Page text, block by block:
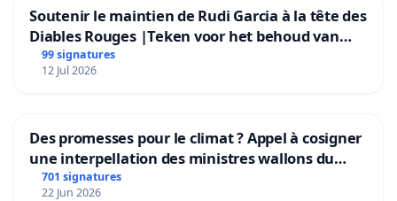
Soutenir le maintien de Rudi Garcia à la tête des
Diables Rouges |Teken voor het behoud van
Rudi Garcia als bondscoach
99 signatures
12 Jul 2026
Des promesses pour le climat ? Appel à cosigner
une interpellation des ministres wallons du
climat et de l’environnement.
701 signatures
22 Jun 2026